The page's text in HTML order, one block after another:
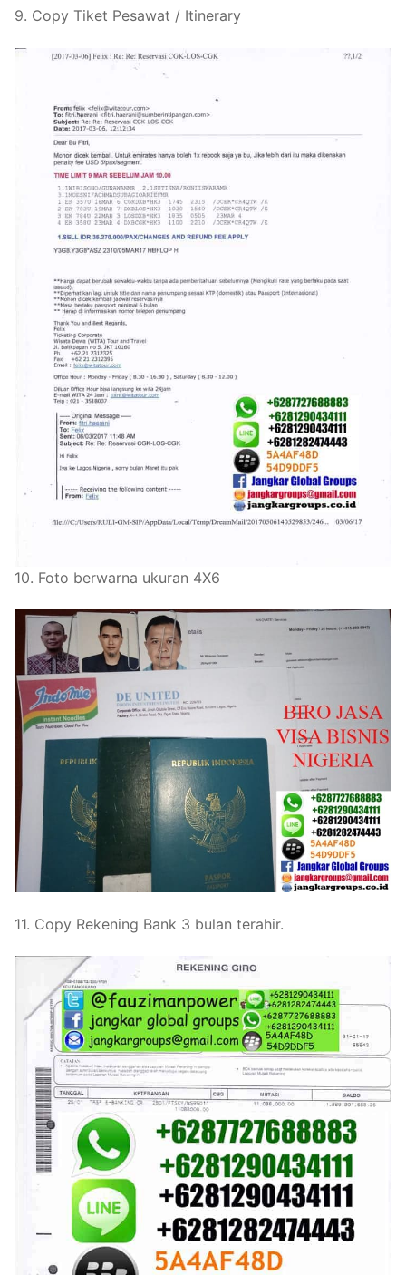
9. Copy Tiket Pesawat / Itinerary
10. Foto berwarna ukuran 4X6
11. Copy Rekening Bank 3 bulan terahir.